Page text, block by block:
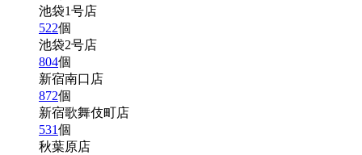
池袋1号店
522個
池袋2号店
804個
新宿南口店
872個
新宿歌舞伎町店
531個
秋葉原店